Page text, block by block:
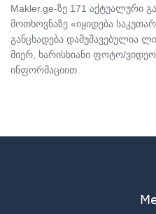
Makler.ge-ზე 171 აქტუალური
მოთხოვნაზე «იყიდება
განცხადება დამუშავებულია
მიერ, ხარისხიანი ფოტო/
ინფორმაციით.